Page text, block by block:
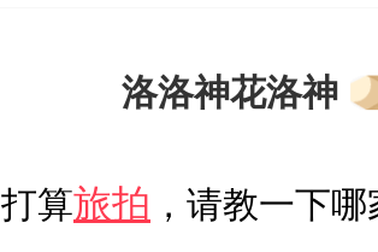
洛洛神花洛神
打算旅拍 ，请教一下